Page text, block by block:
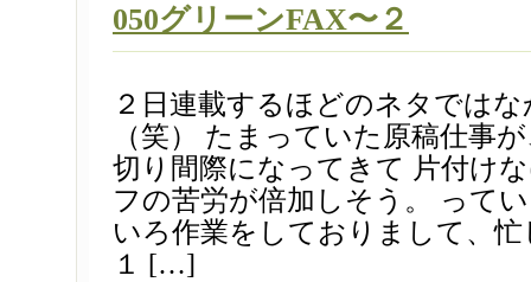
050グリーンFAX〜２
２日連載するほどのネタでは
（笑） たまっていた原稿仕事
切り間際になってきて 片付け
フの苦労が倍加しそう。 って
いろ作業をしておりまして、
１ […]